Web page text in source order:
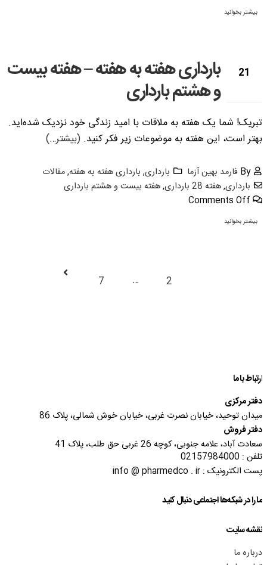
بیشتر بخوانید
21 بارداری هفته به هفته – هفته بیست
و هشتم بارداری
تبریک! شما یک هفته به ملاقات با امید زندگی خود نزدیک شده‌­اید.
بهتر است، این هفته به موضوعات زیر فکر کنید. (بیشتر…)
By فارمد بهین آزما بارداری, بارداری هفته به هفته,مقالات
بارداری,هفته 28 بارداری ,هفته بیست و هشتم بارداری
Comments Off
بیشتر بخوانید
2
…
7
ارتباط با ما
دفتر مرکزی
میدان توحید، خیابان نصرت غربی، خیابان خوش شمالی، پلاک 86
دفتر فروش
سعادت آباد، علامه جنوبی، کوچه 26 غربی حق طلب، پلاک 41
تلفن : 02157984000
پست الکترونیک : info @ pharmedco . ir
ما را در شبکه‌ها اجتماعی دنبال کنید
نقشه سایت
درباره ما